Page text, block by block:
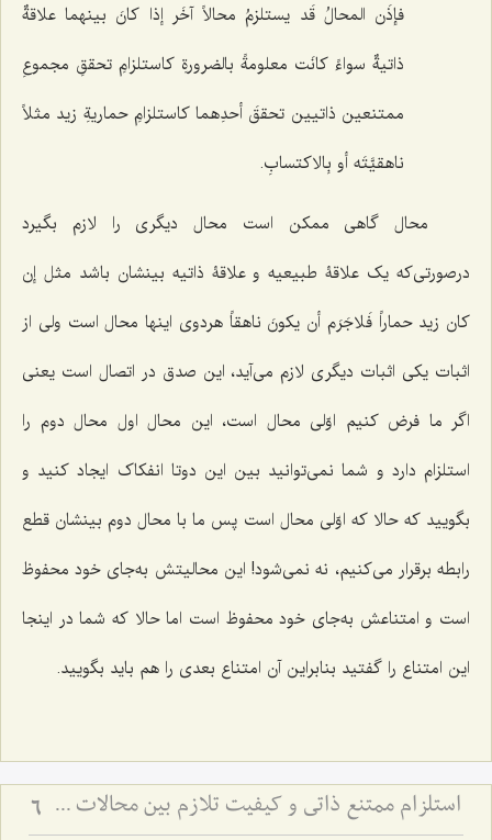
فإذَن المحالُ قَد یستلزمُ محالاً آخَر إذا کانَ بینهما علاقةٌ
ذاتیةٌ سواءً کانَت معلومةً بالضرورةِ کاستلزامِ تحققِ مجموعِ
ممتنعین ذاتیین تحققَ أحدِهما کاستلزامِ حماریةِ زید مثلاً
ناهقیَّتَه أو بِالاکتسابِ.
محال گاهى ممکن است محال دیگرى را لازم بگیرد
درصورتى‌که یک علاقۀ طبیعیه و علاقۀ ذاتیه بینشان باشد مثل إن
کان زید حماراً فَلاجَرَم أن یکونَ ناهقاً هردوى اینها محال است ولى از
اثبات یکى اثبات دیگرى لازم مى‌آید، این صدق در اتصال است یعنى
اگر ما فرض کنیم اوّلى محال است، این محال اول محال دوم را
استلزام دارد و شما نمى‌توانید بین این دوتا انفکاک ایجاد کنید و
بگویید که حالا که اوّلى محال است پس ما با محال دوم بینشان قطع
رابطه برقرار مى‌کنیم، نه نمى‌شود! این محالیتش به‌جاى خود محفوظ
است و امتناعش به‌جاى خود محفوظ است اما حالا که شما در اینجا
این امتناع را گفتید بنابراین آن امتناع بعدى را هم باید بگویید.
استلزام ممتنع ذاتی و کیفیت تلازم بین محالات - بررسی منطقی رابطه میان امور محال و تبیین تلازم‌های عقلی 6